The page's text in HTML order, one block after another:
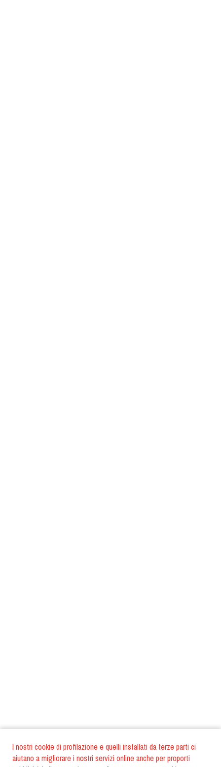
I nostri cookie di profilazione e quelli installati da terze parti ci
aiutano a migliorare i nostri servizi online anche per proporti